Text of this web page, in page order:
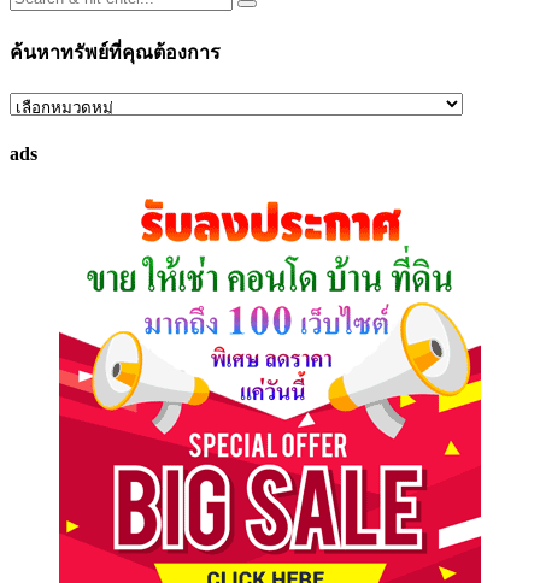
ค้นหาทรัพย์ที่คุณต้องการ
ค้นหา
ที่
ads